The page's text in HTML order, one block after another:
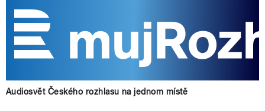
Audiosvět Českého rozhlasu na jednom místě